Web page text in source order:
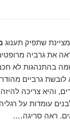
שתפיק תענוג
את גרביה
בהתנהגות לא
לובשת גרביים
והיא צריכה
עומדות על
ראה סריגה….